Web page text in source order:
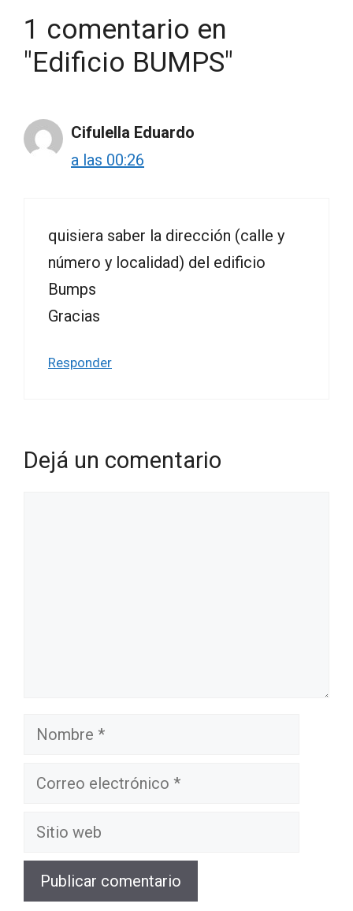
1 comentario en
"Edificio BUMPS"
Cifulella Eduardo
a las 00:26
quisiera saber la dirección (calle y
número y localidad) del edificio
Bumps
Gracias
Responder
Dejá un comentario
Nombre
Correo
Sitio